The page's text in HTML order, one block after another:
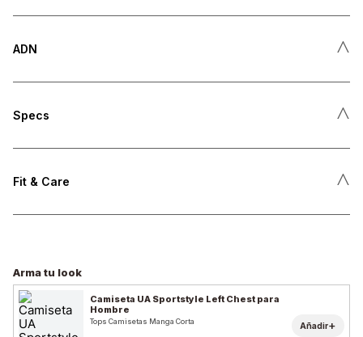
ADN ˄
Specs ˄
Fit & Care ˄
Arma tu look
Camiseta UA Sportstyle Left Chest para
Hombre
Tops Camisetas Manga Corta Añadir+